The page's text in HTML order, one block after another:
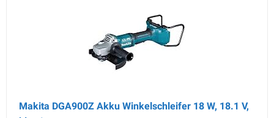
Makita DGA900Z Akku Winkelschleifer 18 W, 18.1 V,